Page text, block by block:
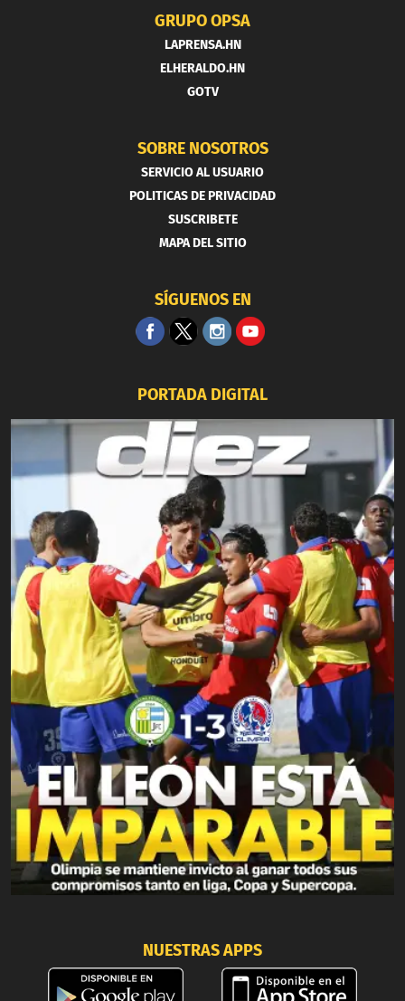
GRUPO OPSA
LAPRENSA.HN
ELHERALDO.HN
GOTV
SOBRE NOSOTROS
SERVICIO AL USUARIO
POLITICAS DE PRIVACIDAD
SUSCRIBETE
MAPA DEL SITIO
SÍGUENOS EN
PORTADA DIGITAL
NUESTRAS APPS